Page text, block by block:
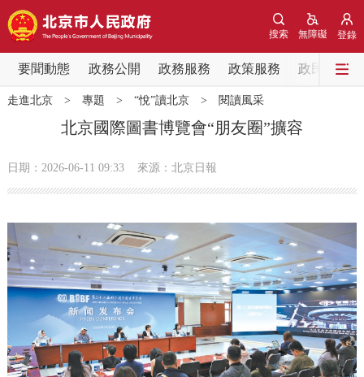
登錄
無障礙
搜索
要聞動態 政務公開 政務服務 政策服務 政民互動
要聞動態
黨中央精神 國務院資訊 中央部委動態
政務公開
市領導 機構職能 政策服務
政策兌現 政策解讀 回應關切
走進北京> 專題 > “悅”讀北京> 閱讀風采
北京國際圖書博覽會“朋友圈”擴容
日期：2026-06-11 09:33 來源：北京日報